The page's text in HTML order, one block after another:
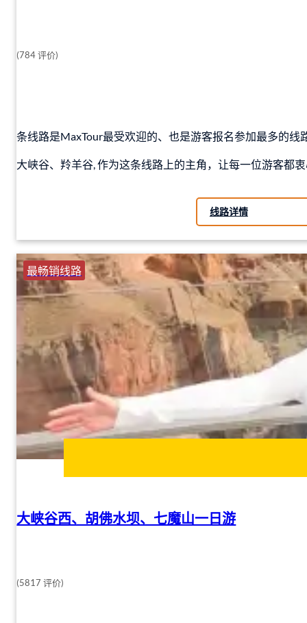
(784 评价)
条线路是MaxTour最受欢迎的、也是游客报名参加最多的线
大峡谷、羚羊谷, 作为这条线路上的主角，让每一位游客都
线路详情
最畅销线路
大峡谷西、胡佛水坝、七魔山一日游
(5817 评价)